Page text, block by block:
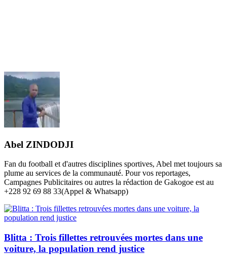
Abel ZINDODJI
Fan du football et d'autres disciplines sportives, Abel met toujours sa
plume au services de la communauté. Pour vos reportages,
Campagnes Publicitaires ou autres la rédaction de Gakogoe est au
+228 92 69 88 33(Appel & Whatsapp)
Blitta : Trois fillettes retrouvées mortes dans une
voiture, la population rend justice